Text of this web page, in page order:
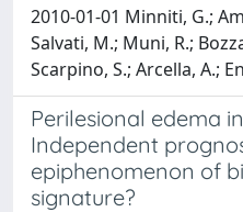
2010-01-01 Minniti, G.;
Salvati, M.; Muni, R.;
Scarpino, S.; Arcella, A.;
Perilesional edema
Independent
epiphenomenon of
signature?